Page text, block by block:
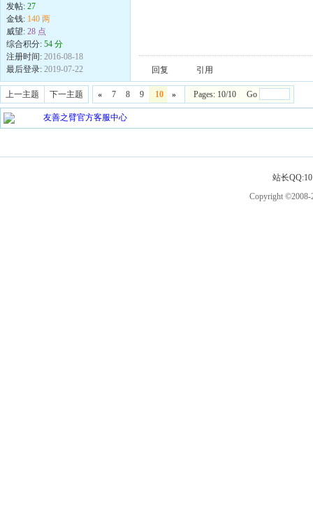
发帖: 27
金钱: 140 两
威望: 28 点
综合积分: 54 分
注册时间: 2016-08-18
最后登录: 2019-07-22 回复 引用
上一主题 下一主题 « 7 8 9 10 » Pages: 10/10 Go
友善之臂官方客服中心
站长
Copyright